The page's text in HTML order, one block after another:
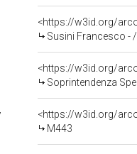
<https://w3id.org/
Susini Francesco -
<https://w3id.org/
Soprintendenza
<https://w3id.org/
M443